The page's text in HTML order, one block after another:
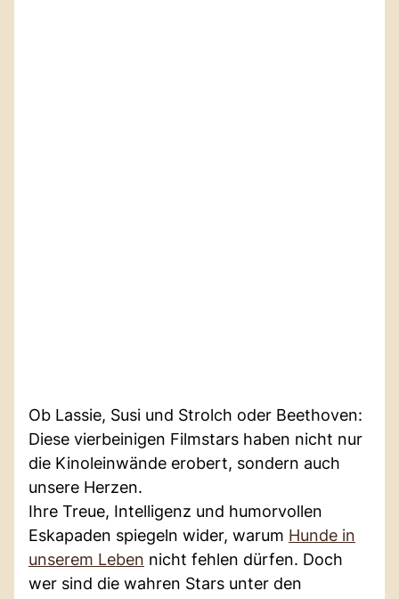
Ob Lassie, Susi und Strolch oder Beethoven:
Diese vierbeinigen Filmstars haben nicht nur
die Kinoleinwände erobert, sondern auch
unsere Herzen.
Ihre Treue, Intelligenz und humorvollen
Eskapaden spiegeln wider, warum Hunde in
unserem Leben nicht fehlen dürfen. Doch
wer sind die wahren Stars unter den